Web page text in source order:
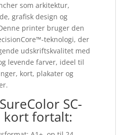
som arkitektur,
grafisk design og
printer bruger den
teknologi, der
udskriftskvalitet med
levende farver, ideel til
kort, plakater og
SC-
kort fortalt: